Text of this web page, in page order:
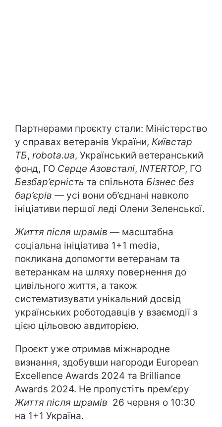
Партнерами проєкту стали: Міністерство
у справах ветеранів України, Київстар
ТБ, robota.ua, Український ветеранський
фонд, ГО Серце Азовсталі, INTERTOP, ГО
Безбар’єрність та спільнота Бізнес без
бар’єрів — усі вони об’єднані навколо
ініціативи першої леді Олени Зеленської.
Життя після шрамів — масштабна
соціальна ініціатива 1+1 media,
покликана допомогти ветеранам та
ветеранкам на шляху повернення до
цивільного життя, а також
систематизувати унікальний досвід
українських роботодавців у взаємодії з
цією цільовою авдиторією.
Проєкт уже отримав міжнародне
визнання, здобувши нагороди European
Excellence Awards 2024 та Brilliance
Awards 2024. Не пропустіть премʼєру
Життя після шрамів 26 червня о 10:30
на 1+1 Україна.